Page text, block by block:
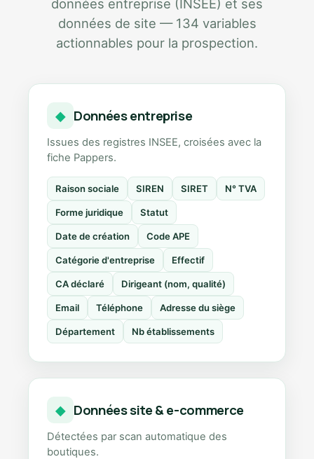
données entreprise (INSEE) et ses
données de site — 134 variables
actionnables pour la prospection.
◆ Données entreprise
Issues des registres INSEE, croisées avec la
fiche Pappers.
Raison sociale SIREN SIRET N° TVA
Forme juridique Statut
Date de création Code APE
Catégorie d'entreprise Effectif
CA déclaré Dirigeant (nom, qualité)
Email Téléphone Adresse du siège
Département Nb établissements
◆ Données site & e-commerce
Détectées par scan automatique des
boutiques.